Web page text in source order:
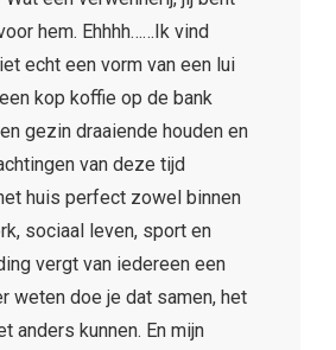
hem. Ehhhh……Ik vind
echt een vorm van een lui
kop koffie op de bank
gezin draaiende houden en
van deze tijd
huis perfect zowel binnen
sociaal leven, sport en
vergt van iedereen een
weten doe je dat samen, het
anders kunnen. En mijn